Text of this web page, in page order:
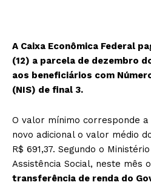
A Caixa Econômica Federal
(12) a parcela de dezembro
aos beneficiários com
(NIS) de final 3.
O valor mínimo corresponde a
novo adicional o valor médio
R$ 691,37. Segundo o
Assistência Social, neste mês o
transferência de renda do